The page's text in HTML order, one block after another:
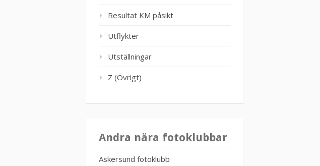
Resultat KM påsikt
Utflykter
Utställningar
Z (Övrigt)
Andra nära fotoklubbar
Askersund fotoklubb